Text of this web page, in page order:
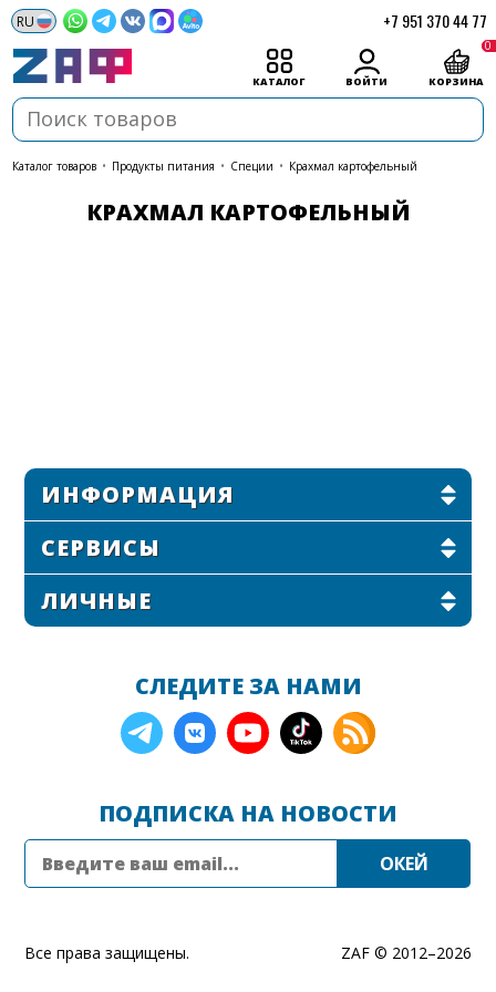
+7 951 370 44 77
КАТАЛОГ ВОЙТИ КОРЗИНА
0
каталог товаров • Продукты питания • Специи • Крахмал картофельный
КРАХМАЛ КАРТОФЕЛЬНЫЙ
ИНФОРМАЦИЯ
СЕРВИСЫ
ЛИЧНЫЕ
СЛЕДИТЕ ЗА НАМИ
ПОДПИСКА НА НОВОСТИ
ZAF © 2012–2026
Все права защищены.